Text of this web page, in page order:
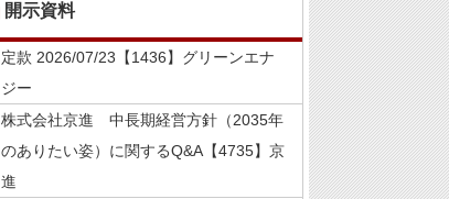
開示資料
定款 2026/07/23【1436】グリーンエナ
ジー
株式会社京進 中長期経営方針（2035年
のありたい姿）に関するQ&A【4735】京
進